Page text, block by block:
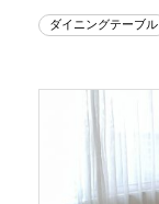
ダイニングテーブル